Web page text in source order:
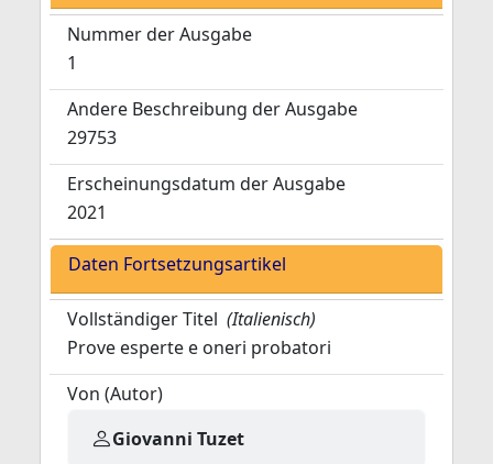
Nummer der Ausgabe
1
Andere Beschreibung der Ausgabe
29753
Erscheinungsdatum der Ausgabe
2021
Daten Fortsetzungsartikel
Vollständiger Titel (Italienisch)
Prove esperte e oneri probatori
Von (Autor)
Giovanni Tuzet